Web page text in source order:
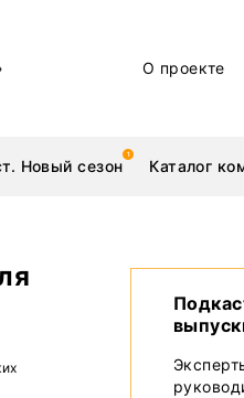
О проекте
Новый сезон Каталог
технологии